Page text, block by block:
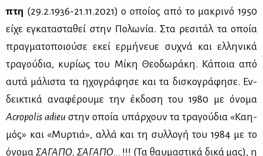
πτη (29.2.1936-21.11.2021) ο οποί­ος από το μα­κρι­νό 1950
εί­χε εγκα­τα­στα­θεί στην Πο­λω­νία. Στα ρε­σι­τάλ τα οποία
πραγ­μα­το­ποιού­σε εκεί ερ­μή­νευε συ­χνά και ελ­λη­νι­κά
τρα­γού­δια, κυ­ρί­ως του Μί­κη Θε­ο­δω­ρά­κη. Κά­ποια από
αυ­τά μά­λι­στα τα ηχο­γρά­φη­σε και τα δι­σκο­γρά­φη­σε. Εν­
δει­κτι­κά ανα­φέ­ρου­με την έκ­δο­ση του 1980 με όνο­μα
Acropolis adieu στην οποία υπάρ­χουν τα τρα­γού­δια «Καη­
μός» και «Μυρ­τιά», αλ­λά και τη συλ­λο­γή του 1984 με το
όνο­μα ΣΑ­ΓΑ­ΠΟ, ΣΑ­ΓΑ­ΠΟ... !!! (Τα θαυ­μα­στι­κά δι­κά μας), η